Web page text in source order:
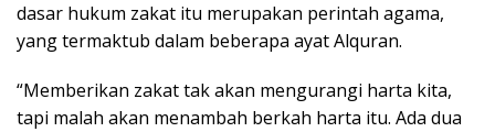
dasar hukum zakat itu merupakan perintah agama,
yang termaktub dalam beberapa ayat Alquran.
“Memberikan zakat tak akan mengurangi harta kita,
tapi malah akan menambah berkah harta itu. Ada dua